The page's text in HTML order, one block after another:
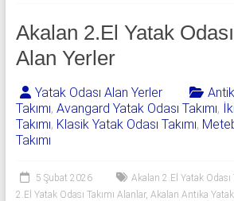
541
06
06
|
Yıldız
Spot
Akalan 2.El Yatak Odası
Alan Yerler
Yatak Odası Alan Yerler
Takımı, Avangard Yatak Odası Takımı,
Takımı, Klasik Yatak Odası Takımı,
Takımı
5 Şubat 2026 Akalan 2.El Yatak Odası
2.El Yatak Odası Takımı Alanlar, Akalan Antika Yatak